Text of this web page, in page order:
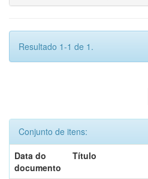
Resultado 1-1 de 1.
Conjunto de itens:
Data do
documento
Título